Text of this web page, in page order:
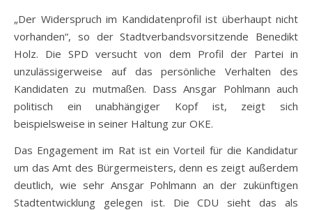
„Der Widerspruch im Kandidatenprofil ist überhaupt nicht
vorhanden“, so der Stadtverbandsvorsitzende Benedikt
Holz. Die SPD versucht von dem Profil der Partei in
unzulässigerweise auf das persönliche Verhalten des
Kandidaten zu mutmaßen. Dass Ansgar Pohlmann auch
politisch ein unabhängiger Kopf ist, zeigt sich
beispielsweise in seiner Haltung zur OKE.
Das Engagement im Rat ist ein Vorteil für die Kandidatur
um das Amt des Bürgermeisters, denn es zeigt außerdem
deutlich, wie sehr Ansgar Pohlmann an der zukünftigen
Stadtentwicklung gelegen ist. Die CDU sieht das als